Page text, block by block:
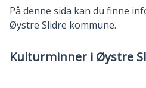
På denne sida kan du finne
Øystre Slidre kommune.
Kulturminner i Øystre